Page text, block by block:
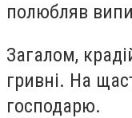
полюбляв
Загалом,
гривні. На
господарю.